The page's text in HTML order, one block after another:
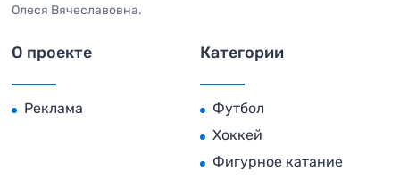
Олеся Вячеславовна.
О проекте
Реклама
Категории
Футбол
Хоккей
Фигурное катание